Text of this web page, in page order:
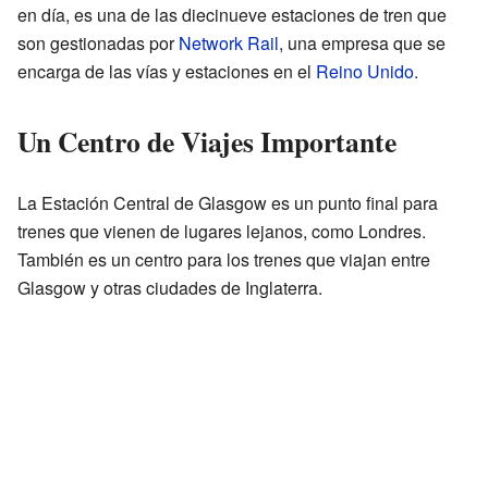
en día, es una de las diecinueve estaciones de tren que
son gestionadas porNetwork Rail, una empresa que se
encarga de las vías y estaciones en el Reino Unido.
Un Centro de Viajes Importante
La Estación Central de Glasgow es un punto final para
trenes que vienen de lugares lejanos, como Londres.
También es un centro para los trenes que viajan entre
Glasgow y otras ciudades de Inglaterra.